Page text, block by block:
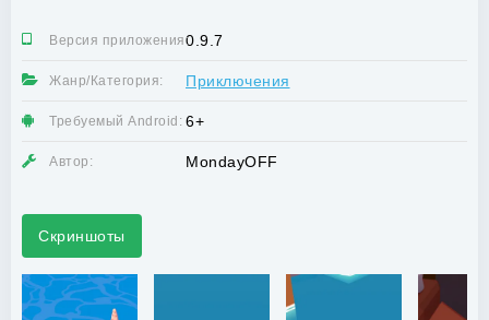
Версия приложения:0.9.7
Жанр/Категория: Приключения
Требуемый Android: 6+
Автор: MondayOFF
Скриншоты